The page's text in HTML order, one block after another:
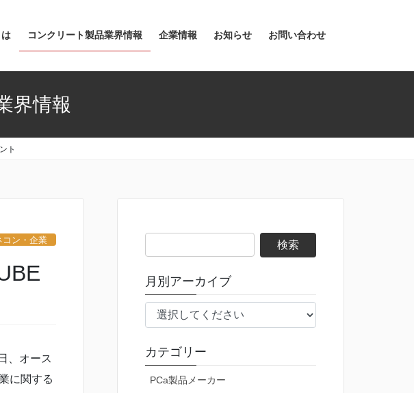
コンクリート製品業界情報 企業情報 お知らせ お問い合わせ
界情報
ト
コン・企業
、オース
に関する
索:
月別アーカイブ
カテゴリー
PCa製品メーカー